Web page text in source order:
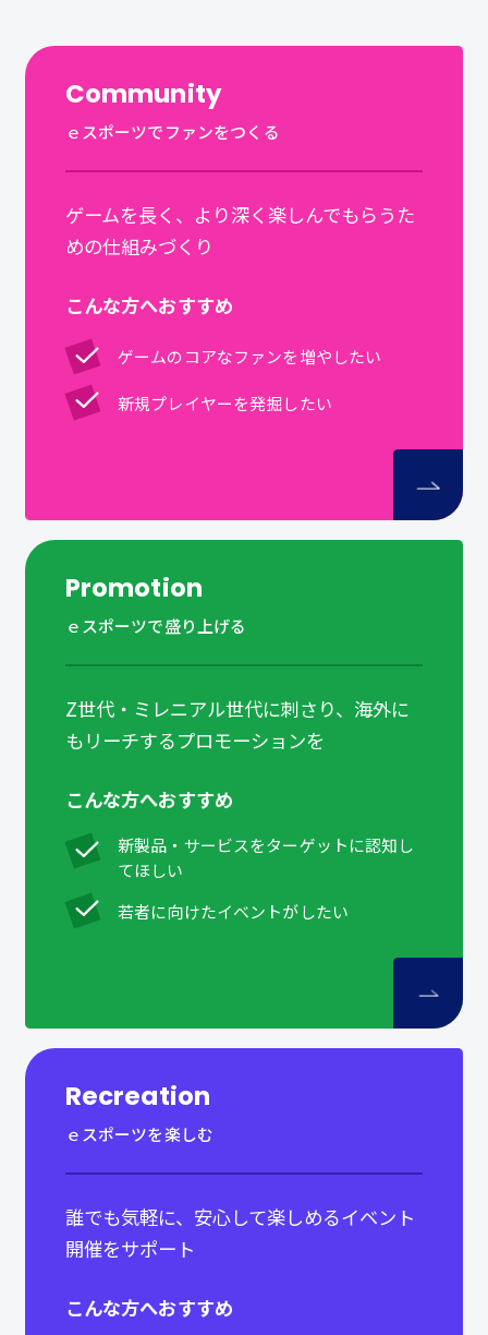
Community
ｅスポーツでファンをつくる
ゲームを長く、より深く楽しんでもらうた
めの仕組みづくり
こんな方へおすすめ
ゲームのコアなファンを増やしたい
新規プレイヤーを発掘したい
Promotion
ｅスポーツで盛り上げる
Z世代・ミレニアル世代に刺さり、海外に
もリーチするプロモーションを
こんな方へおすすめ
新製品・サービスをターゲットに認知し
てほしい
若者に向けたイベントがしたい
Recreation
ｅスポーツを楽しむ
誰でも気軽に、安心して楽しめるイベント
開催をサポート
こんな方へおすすめ